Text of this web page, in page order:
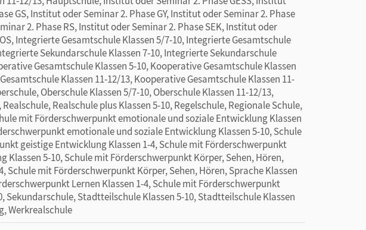
GS, Institut oder Seminar 2. Phase GY, Institut oder Seminar 2. Phase
2. Phase RS, Institut oder Seminar 2. Phase SEK, Institut oder
Integrierte Gesamtschule Klassen 5/7-10, Integrierte Gesamtschule
Sekundarschule Klassen 7-10, Integrierte Sekundarschule
Gesamtschule Klassen 5-10, Kooperative Gesamtschule Klassen
Klassen 11-12/13, Kooperative Gesamtschule Klassen 11-
Oberschule Klassen 5/7-10, Oberschule Klassen 11-12/13,
Realschule plus Klassen 5-10, Regelschule, Regionale Schule,
mit Förderschwerpunkt emotionale und soziale Entwicklung Klassen
emotionale und soziale Entwicklung Klassen 5-10, Schule
geistige Entwicklung Klassen 1-4, Schule mit Förderschwerpunkt
Klassen 5-10, Schule mit Förderschwerpunkt Körper, Sehen, Hören,
Schule mit Förderschwerpunkt Körper, Sehen, Hören, Sprache Klassen
Lernen Klassen 1-4, Schule mit Förderschwerpunkt
Sekundarschule, Stadtteilschule Klassen 5-10, Stadtteilschule Klassen
Werkrealschule